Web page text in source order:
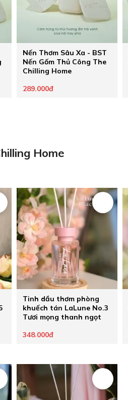
Nến Thơm Sâu Xa - BST
Nến Gốm Thủ Công The
Chilling Home
289.000đ
Home
Tinh dầu thơm phòng
khuếch tán LaLune No.3
Tươi mọng thanh ngọt
348.000đ